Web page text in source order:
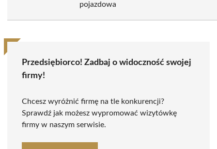
pojazdowa
Przedsiębiorco! Zadbaj o widoczność swojej
firmy!
Chcesz wyróżnić firmę na tle konkurencji?
Sprawdź jak możesz wypromować wizytówkę
firmy w naszym serwisie.